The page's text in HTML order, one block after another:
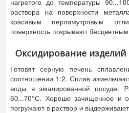
нагретого до температуры
раствора на поверхности
красивым перламутровым
поверхность покрывают
Оксидирование изделий
Готовят серную печень
соотношении 1:2. Сплав
воды в эмалированной посуде.
60...70°С. Хорошо зачищенное и
погружают в раствор и